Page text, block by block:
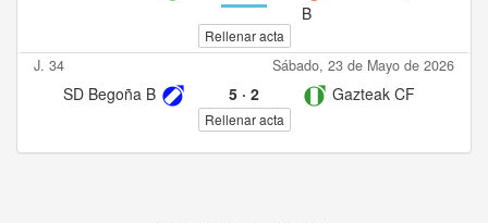
B
Rellenar acta
J. 34 Sábado, 23 de Mayo de 2026
SD Begoña B 5· 2 Gazteak CF
Rellenar acta